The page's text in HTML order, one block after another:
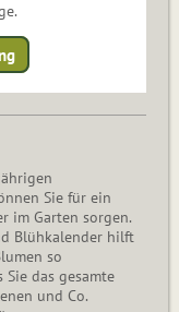
Sie für ein
im Garten sorgen.
Blühkalender hilft
so
Sie das gesamte
und Co.